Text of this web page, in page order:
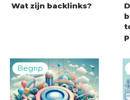
Wat zijn backlinks?